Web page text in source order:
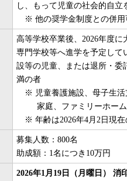
し、もって児童の社会的自立
※ 他の奨学金制度との併用
高等学校卒業後、2026年度に
専門学校等へ進学を予定して
設等の児童、または退所・委
満の者
※ 児童養護施設、母子生活
家庭、ファミリーホーム
※ 年齢は2026年4月2日現
募集人数：800名
助成額：1名につき10万円
2026年1月19日（月曜日） 消